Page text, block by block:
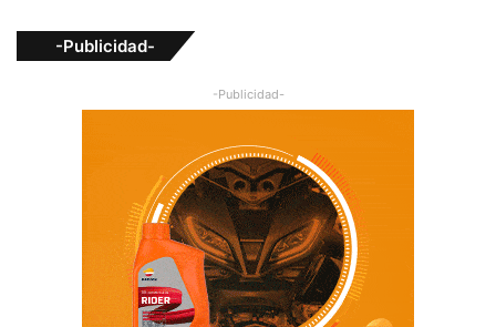
-Publicidad-
-Publicidad-